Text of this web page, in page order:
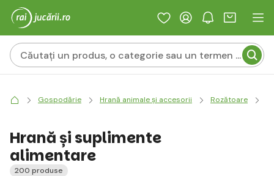
Gospodărie Hrană animale și accesorii Rozătoare
Hrană și suplimente
alimentare
200 produse